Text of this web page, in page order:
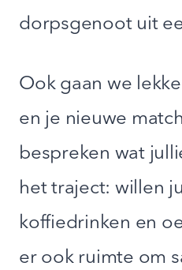
dorpsgenoot uit
Ook gaan we
en je nieuwe
bespreken wat
het traject: willen
koffiedrinken en
er ook ruimte om